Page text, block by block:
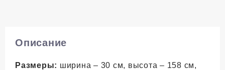
Описание
Размеры: ширина – 30 см, высота – 158 см,